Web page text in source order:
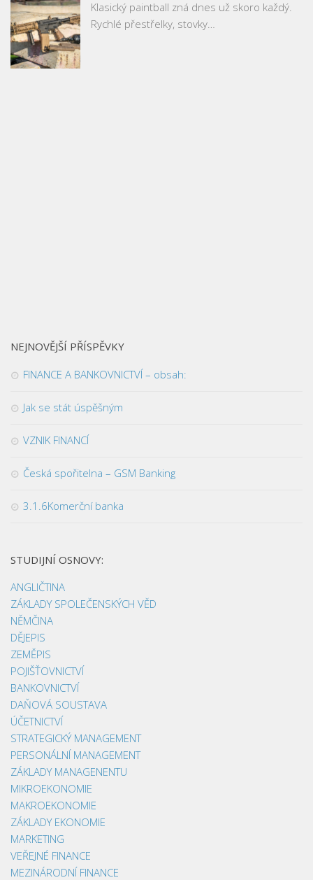
Klasický paintball zná dnes už skoro každý.
Rychlé přestřelky, stovky…
NEJNOVĚJŠÍ PŘÍSPĚVKY
FINANCE A BANKOVNICTVÍ – obsah:
Jak se stát úspěšným
VZNIK FINANCÍ
Česká spořitelna – GSM Banking
3.1.6Komerční banka
STUDIJNÍ OSNOVY:
ANGLIČTINA
ZÁKLADY SPOLEČENSKÝCH VĚD
NĚMČINA
DĚJEPIS
ZEMĚPIS
POJIŠŤOVNICTVÍ
BANKOVNICTVÍ
DAŇOVÁ SOUSTAVA
ÚČETNICTVÍ
STRATEGICKÝ MANAGEMENT
PERSONÁLNÍ MANAGEMENT
ZÁKLADY MANAGENENTU
MIKROEKONOMIE
MAKROEKONOMIE
ZÁKLADY EKONOMIE
MARKETING
VEŘEJNÉ FINANCE
MEZINÁRODNÍ FINANCE